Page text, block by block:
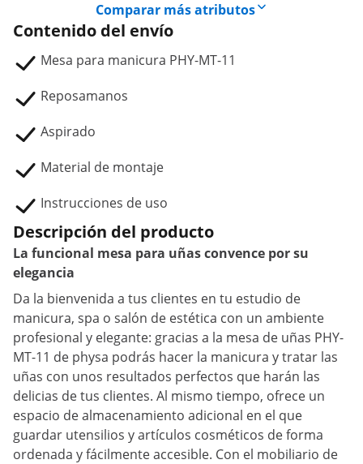
Comparar más atributos
Contenido del envío
Mesa para manicura PHY-MT-11
Reposamanos
Aspirado
Material de montaje
Instrucciones de uso
Descripción del producto
La funcional mesa para uñas convence por su
elegancia
Da la bienvenida a tus clientes en tu estudio de
manicura, spa o salón de estética con un ambiente
profesional y elegante: gracias a la mesa de uñas PHY-
MT-11 de physa podrás hacer la manicura y tratar las
uñas con unos resultados perfectos que harán las
delicias de tus clientes. Al mismo tiempo, ofrece un
espacio de almacenamiento adicional en el que
guardar utensilios y artículos cosméticos de forma
ordenada y fácilmente accesible. Con el mobiliario de